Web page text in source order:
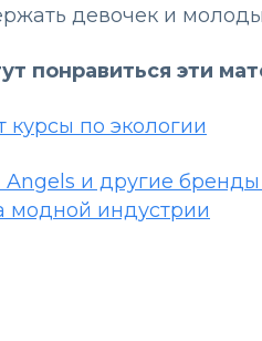
девочек и
понравиться эти
курсы по экологии
и другие
модной индустрии